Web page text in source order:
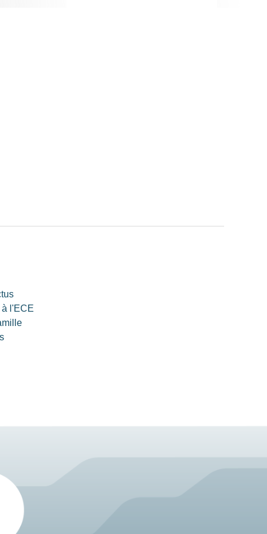
l'ECE